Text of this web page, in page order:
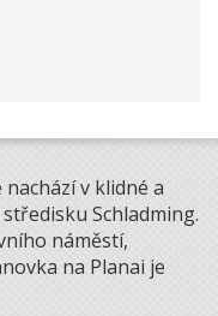
v klidné a
Schladming.
náměstí,
na Planai je